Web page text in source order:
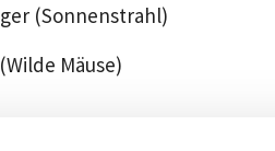
(Sonnenstrahl)
Mäuse)